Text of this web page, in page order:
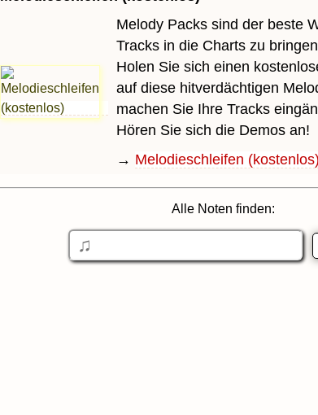
Melody Packs sind der beste
Tracks in die Charts zu
Holen Sie sich einen
auf diese hitverdächtigen
machen Sie Ihre Tracks
Hören Sie sich die Demos an!
→ Melodieschleifen (kostenlos)
Alle Noten finden: